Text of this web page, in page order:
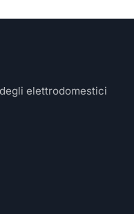
elettrodomestici